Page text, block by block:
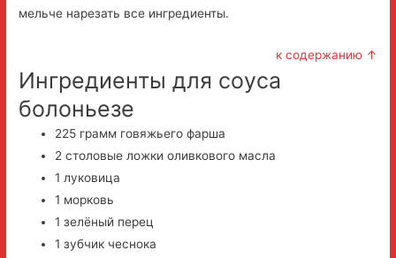
мельче нарезать все ингредиенты.
к содержанию ↑
Ингредиенты для соуса
болоньезе
225 грамм говяжьего фарша
2 столовые ложки оливкового масла
1 луковица
1 морковь
1 зелёный перец
1 зубчик чеснока